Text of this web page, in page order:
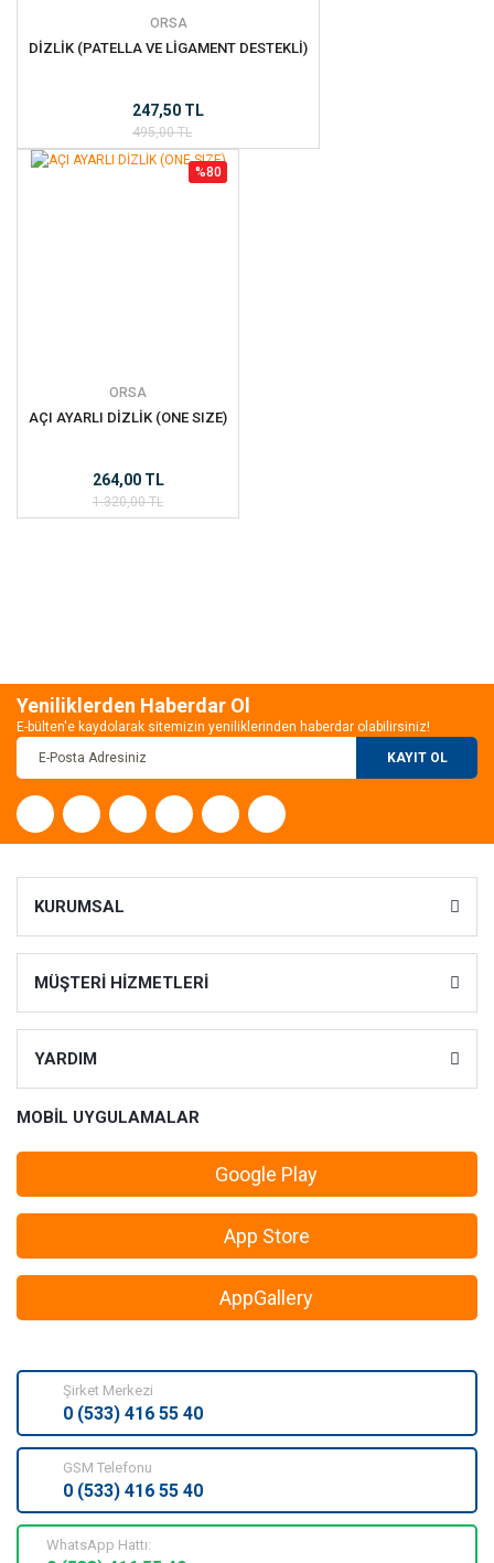
ORSA
DİZLİK (PATELLA VE LİGAMENT DESTEKLİ)
247,50 TL
495,00 TL
ORSA
AÇI AYARLI DİZLİK (ONE SIZE)
%80
264,00 TL
1.320,00 TL
Yeniliklerden Haberdar Ol
E-bülten'e kaydolarak sitemizin yeniliklerinden haberdar olabilirsiniz!
KAYIT OL
KURUMSAL
MÜŞTERİ HİZMETLERİ
YARDIM
MOBİL UYGULAMALAR
Google Play
App Store
AppGallery
Şirket Merkezi
0 (533) 416 55 40
GSM Telefonu
0 (533) 416 55 40
WhatsApp Hattı: